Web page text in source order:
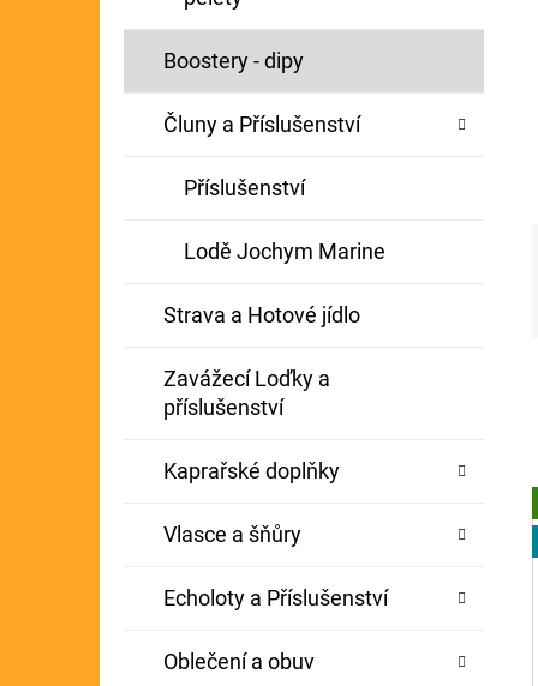
Boostery - dipy
Čluny a Příslušenství
Příslušenství
Lodě Jochym Marine
Strava a Hotové jídlo
Zavážecí Loďky a
příslušenství
Kaprařské doplňky
Vlasce a šňůry
Echoloty a Příslušenství
Oblečení a obuv
BOILIE RIG PLUS 25LB
Původně: 79 Kč